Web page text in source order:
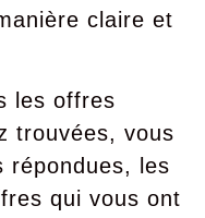
claire et
les offres
trouvées, vous
répondues, les
qui vous ont